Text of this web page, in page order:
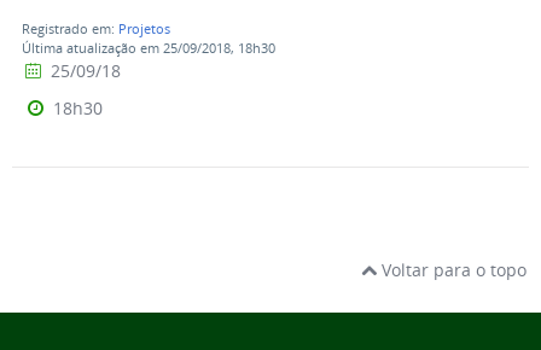
Registrado em: Projetos
Última atualização em 25/09/2018, 18h30
25/09/18
18h30
Voltar para o topo